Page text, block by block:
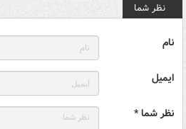
نظر شما
نام
ایمیل
نظر شما *